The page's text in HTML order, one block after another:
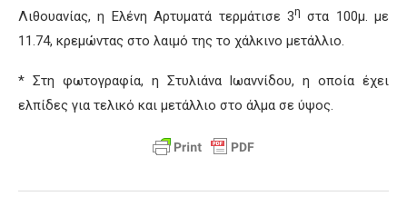
Λιθουανίας, η Ελένη Αρτυματά τερμάτισε 3η στα 100μ. με
11.74, κρεμώντας στο λαιμό της το χάλκινο μετάλλιο.
* Στη φωτογραφία, η Στυλιάνα Ιωαννίδου, η οποία έχει
ελπίδες για τελικό και μετάλλιο στο άλμα σε ύψος.